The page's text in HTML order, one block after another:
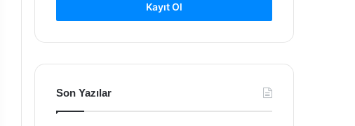
Kayıt Ol
Son Yazılar